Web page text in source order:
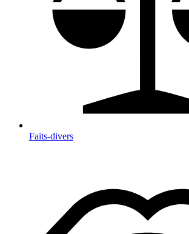
Faits-divers